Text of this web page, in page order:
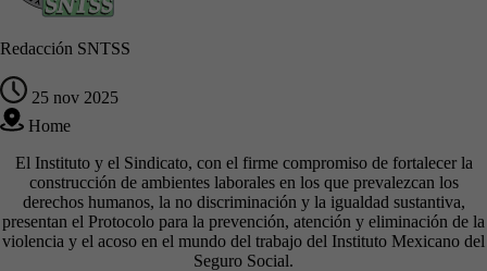
Redacción SNTSS
25 nov 2025
Home
El Instituto y el Sindicato, con el firme compromiso de fortalecer la
construcción de ambientes laborales en los que prevalezcan los
derechos humanos, la no discriminación y la igualdad sustantiva,
presentan el Protocolo para la prevención, atención y eliminación de la
violencia y el acoso en el mundo del trabajo del Instituto Mexicano del
Seguro Social.